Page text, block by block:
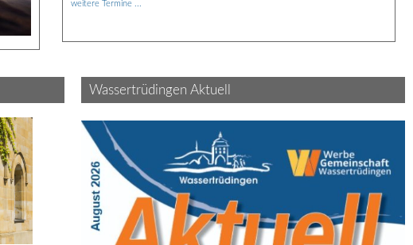
weitere Termine ...
Wassertrüdingen Aktuell